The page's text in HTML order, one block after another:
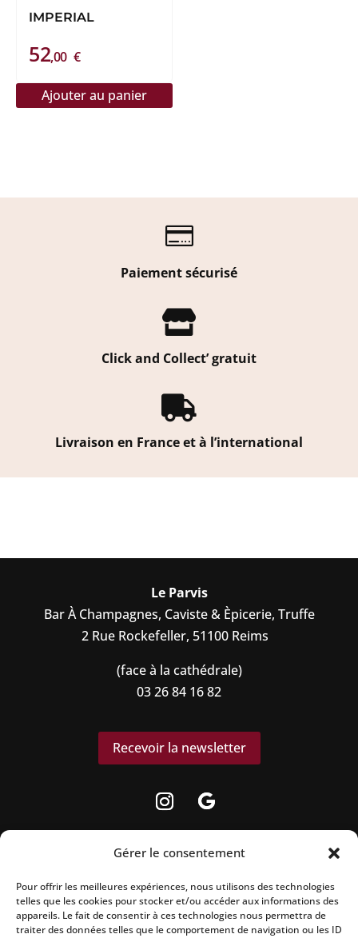
Gérer le consentement
Pour offrir les meilleures expériences, nous utilisons des technologies
telles que les cookies pour stocker et/ou accéder aux informations des
appareils. Le fait de consentir à ces technologies nous permettra de
traiter des données telles que le comportement de navigation ou les ID
IMPERIAL
52,00 €
Ajouter au panier

Paiement sécurisé

Click and Collect’ gratuit

Livraison en France et à l’international
Le Parvis
Bar À Champagnes, Caviste & Èpicerie, Truffe
2 Rue Rockefeller, 51100 Reims
(face à la cathédrale)
03 26 84 16 82
Recevoir la newsletter
La vente d’alcool est strictement interdite aux
mineurs.